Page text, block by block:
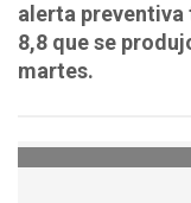
alerta
8,8 que se
martes.